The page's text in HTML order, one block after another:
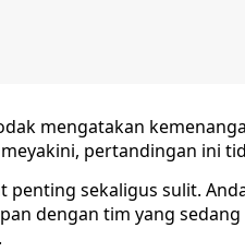
mengatakan
pertandingan ini
penting sekaligus sulit.
dengan tim yang